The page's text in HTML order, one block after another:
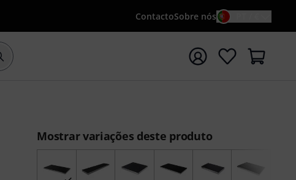
ContactoSobre nós
pesquisa com o termo de pesquisa {searchTerm}
Mostrar variações deste produto